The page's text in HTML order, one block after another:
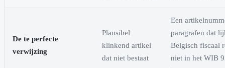
De te perfecte
verwijzing
Plausibel
klinkend artikel
dat niet bestaat
Een
paragrafen dat
Belgisch fiscaal
niet in het WIB